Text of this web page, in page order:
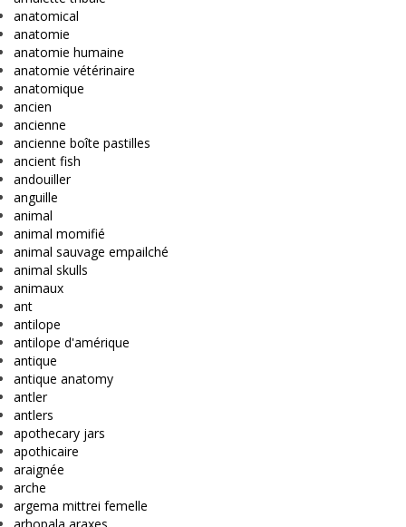
anatomical
anatomie
anatomie humaine
anatomie vétérinaire
anatomique
ancien
ancienne
ancienne boîte pastilles
ancient fish
andouiller
anguille
animal
animal momifié
animal sauvage empailché
animal skulls
animaux
ant
antilope
antilope d'amérique
antique
antique anatomy
antler
antlers
apothecary jars
apothicaire
araignée
arche
argema mittrei femelle
arhopala araxes